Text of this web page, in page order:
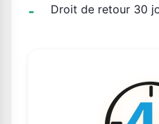
Droit de retour 30